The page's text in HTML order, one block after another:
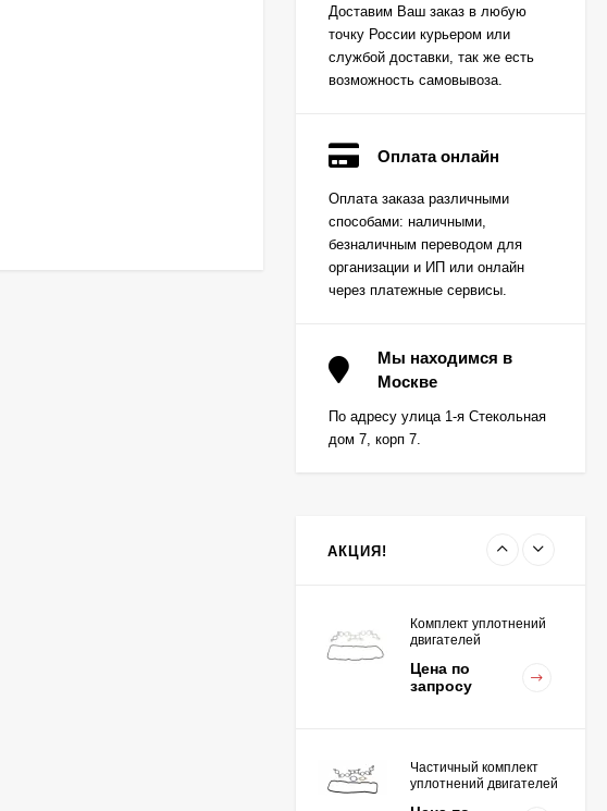
Доставим Ваш заказ в любую
точку России курьером или
службой доставки, так же есть
возможность самовывоза.
Оплата онлайн
Оплата заказа различными
способами: наличными,
безналичным переводом для
организации и ИП или онлайн
через платежные сервисы.
Мы находимся в
Москве
По адресу улица 1-я Стекольная
дом 7, корп 7.
АКЦИЯ!
Вкладыш коренной
(0,25) (1шт - 1
половинка) для
двигателей
K15,K21,K25
запросу
(1шт - 1 половинка) для
двигателей
K15,K21,K25
Цена по
Комплект уплотнений
двигателей
Цена по
запросу
Частичный комплект
уплотнений двигателей